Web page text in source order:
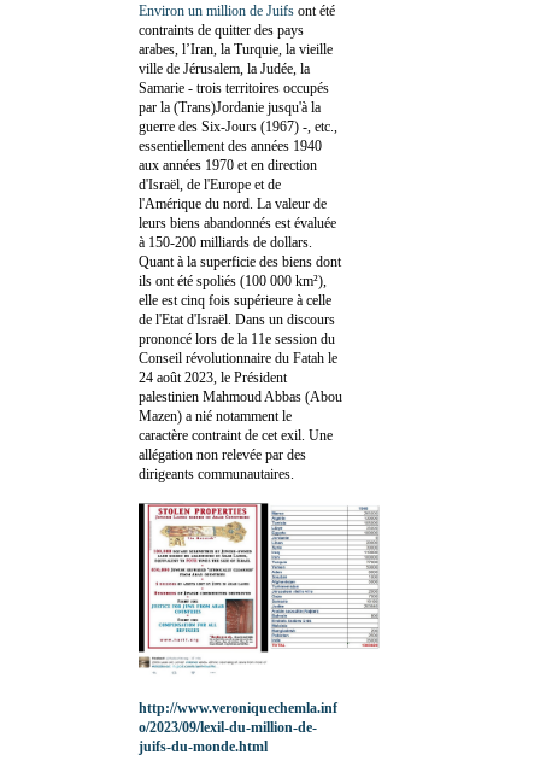
Environ un million de Juifs ont été
contraints de quitter des pays
arabes, l’Iran, la Turquie, la vieille
ville de Jérusalem, la Judée, la
Samarie - trois territoires occupés
par la (Trans)Jordanie jusqu'à la
guerre des Six-Jours (1967) -, etc.,
essentiellement des années 1940
aux années 1970 et en direction
d'Israël, de l'Europe et de
l'Amérique du nord. La valeur de
leurs biens abandonnés est évaluée
à 150-200 milliards de dollars.
Quant à la superficie des biens dont
ils ont été spoliés (100 000 km²),
elle est cinq fois supérieure à celle
de l'Etat d'Israël. Dans un discours
prononcé lors de la 11e session du
Conseil révolutionnaire du Fatah le
24 août 2023, le Président
palestinien Mahmoud Abbas (Abou
Mazen) a nié notamment le
caractère contraint de cet exil. Une
allégation non relevée par des
dirigeants communautaires.
http://www.veroniquechemla.inf
o/2023/09/lexil-du-million-de-
juifs-du-monde.html